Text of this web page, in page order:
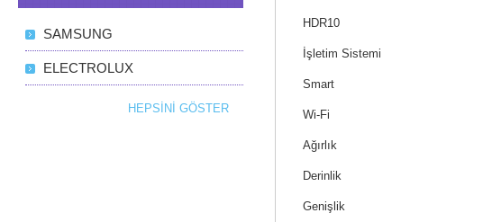
HDR10
İşletim Sistemi
Smart
Wi-Fi
Ağırlık
Derinlik
Genişlik
SAMSUNG
ELECTROLUX
HEPSINI GÖSTER